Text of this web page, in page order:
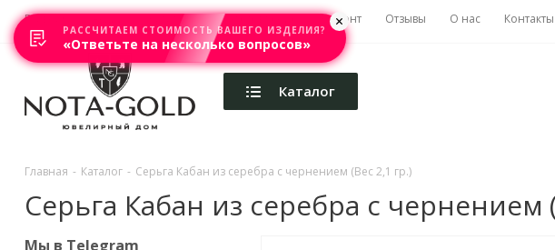
Главная Акции Каталоги Изготовление Ремонт Отзывы О нас Контакты
Каталог
Главная - Каталог - Серьга Кабан из серебра с чернением (Вес 2,1 гр.)
Серьга Кабан из серебра с чернением
Мы в Telegram
РАССЧИТАЕМ СТОИМОСТЬ ВАШЕГО ИЗДЕЛИЯ?
«Ответьте на несколько вопросов»